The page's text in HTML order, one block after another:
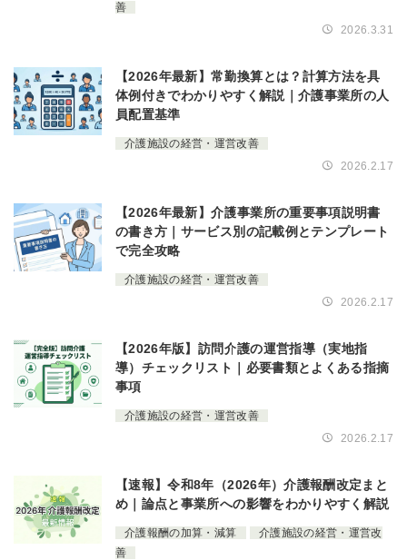
善
2026.3.31
【2026年最新】常勤換算とは？計算方法を具
体例付きでわかりやすく解説｜介護事業所の人
員配置基準
介護施設の経営・運営改善
2026.2.17
【2026年最新】介護事業所の重要事項説明書
の書き方｜サービス別の記載例とテンプレート
で完全攻略
介護施設の経営・運営改善
2026.2.17
【2026年版】訪問介護の運営指導（実地指
導）チェックリスト｜必要書類とよくある指摘
事項
介護施設の経営・運営改善
2026.2.17
【速報】令和8年（2026年）介護報酬改定まと
め｜論点と事業所への影響をわかりやすく解説
介護報酬の加算・減算
介護施設の経営・運営改
善